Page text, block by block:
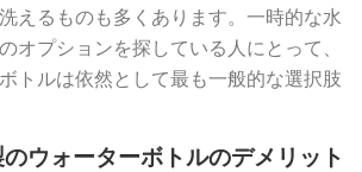
えるものも多くあります。一時的な水
オプションを探している人にとって、
トルは依然として最も一般的な選択肢
ウォーターボトルのデメリット